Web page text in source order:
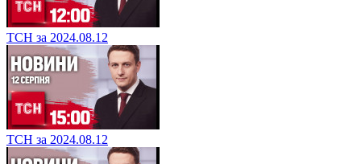
ТСН за 2024.08.12
ТСН за 2024.08.12